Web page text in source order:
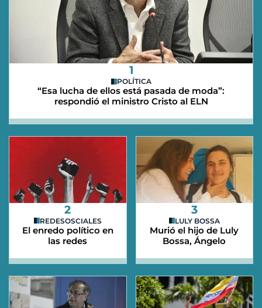
1
POLÍTICA
“Esa lucha de ellos está pasada de moda”:
respondió el ministro Cristo al ELN
2
REDESOSCIALES
El enredo político en
las redes
3
LULY BOSSA
Murió el hijo de Luly
Bossa, Ángelo